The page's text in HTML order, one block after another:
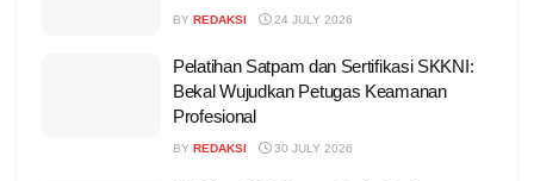
BY REDAKSI 24 JULY 2026
Pelatihan Satpam dan Sertifikasi SKKNI:
Bekal Wujudkan Petugas Keamanan
Profesional
BY REDAKSI 30 JULY 2026